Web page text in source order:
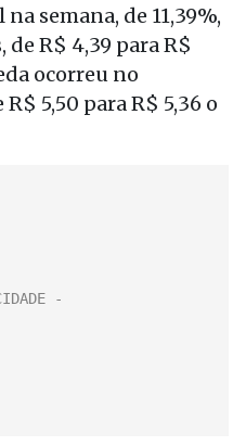
semana, de 11,39%,
R$ 4,39 para R$
ocorreu no
5,50 para R$ 5,36 o